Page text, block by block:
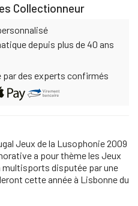
Collectionneur
depuis plus de 40 ans
par des experts confirmés
Jeux de la Lusophonie 2009
a pour thème les Jeux
disputée par une
cette année à Lisbonne du